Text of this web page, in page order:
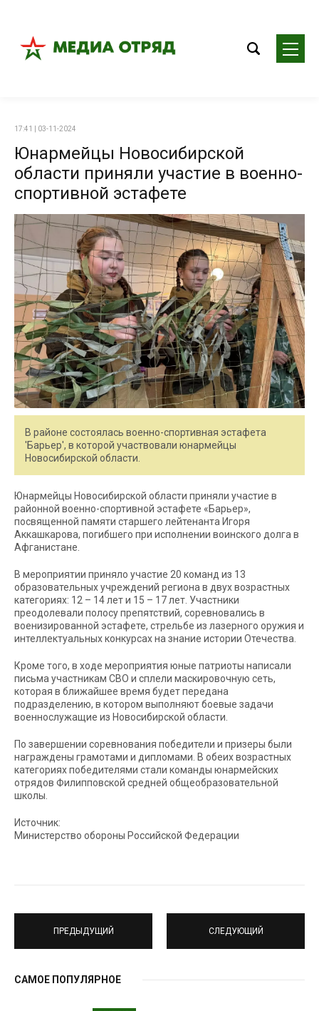
17:41 | 03-11-2024
Юнармейцы Новосибирской
области приняли участие в военно-
спортивной эстафете
В районе состоялась военно-спортивная эстафета
'Барьер', в которой участвовали юнармейцы
Новосибирской области.
Юнармейцы Новосибирской области приняли участие в
районной военно-спортивной эстафете «Барьер»,
посвященной памяти старшего лейтенанта Игоря
Аккашкарова, погибшего при исполнении воинского долга в
Афганистане.
В мероприятии приняло участие 20 команд из 13
образовательных учреждений региона в двух возрастных
категориях: 12 – 14 лет и 15 – 17 лет. Участники
преодолевали полосу препятствий, соревновались в
военизированной эстафете, стрельбе из лазерного оружия и
интеллектуальных конкурсах на знание истории Отечества.
Кроме того, в ходе мероприятия юные патриоты написали
письма участникам СВО и сплели маскировочную сеть,
которая в ближайшее время будет передана
подразделению, в котором выполняют боевые задачи
военнослужащие из Новосибирской области.
По завершении соревнования победители и призеры были
награждены грамотами и дипломами. В обеих возрастных
категориях победителями стали команды юнармейских
отрядов Филипповской средней общеобразовательной
школы.
Источник:
Министерство обороны Российской Федерации
ПРЕДЫДУЩИЙ СЛЕДУЮЩИЙ
САМОЕ ПОПУЛЯРНОЕ